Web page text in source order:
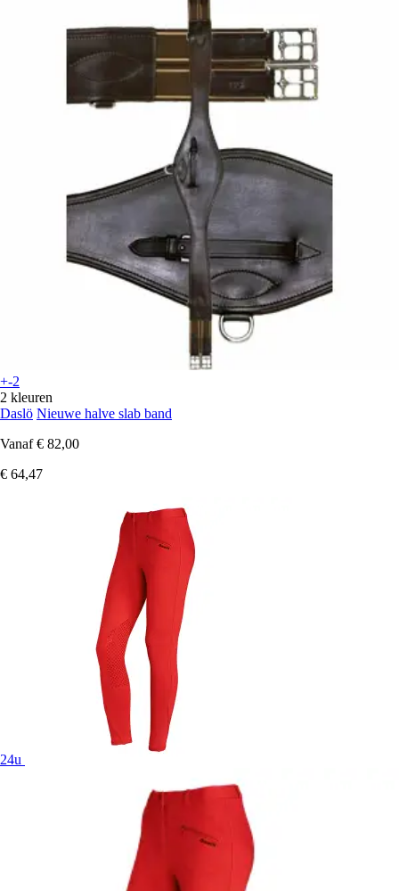
+-2
2 kleuren
Daslö Nieuwe halve slab band
Vanaf € 82,00
€ 64,47
24u